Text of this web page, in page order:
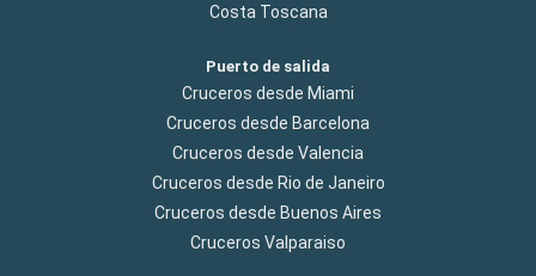
Costa Toscana
Puerto de salida
Cruceros desde Miami
Cruceros desde Barcelona
Cruceros desde Valencia
Cruceros desde Rio de Janeiro
Cruceros desde Buenos Aires
Cruceros Valparaiso